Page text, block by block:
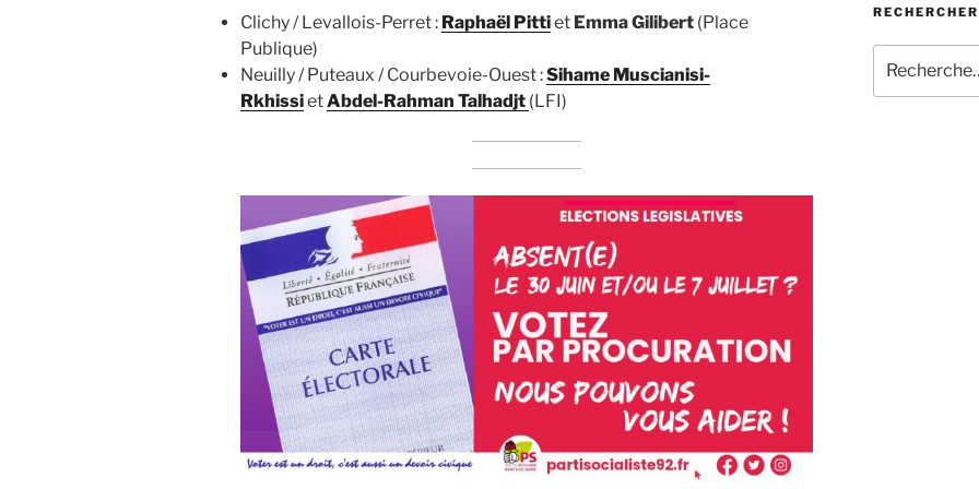
Clichy / Levallois-Perret : Raphaël Pittiet Emma Gilibert (Place
Publique)
Neuilly / Puteaux / Courbevoie-Ouest :Sihame Muscianisi-
RkhissietAbdel-Rahman Talhadjt (LFI)
RECHERCHER
pour
: